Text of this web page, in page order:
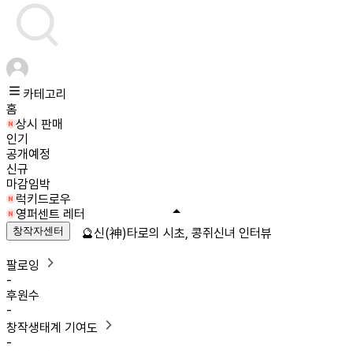
카테고리
홈
상시 판매
인기
공개예정
신규
마감임박
럭키드로우
영퍼센트 레터
창작자센터
팔로잉
-
후원수
-
창작생태계 기여도
-
🔮신(神)타로의 시초, 콩쥐신녀 인터뷰